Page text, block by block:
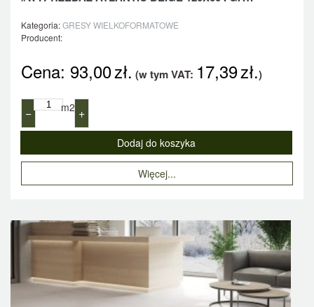
Kategoria:GRESY WIELKOFORMATOWE
Producent:
Cena: 93,00zł. (w tym VAT: 17,39zł.)
− m2 +
Więcej...